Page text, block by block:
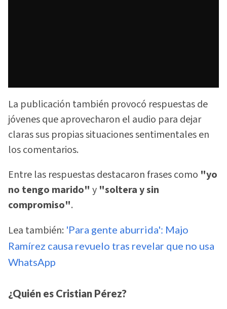
La publicación también provocó respuestas de
jóvenes que aprovecharon el audio para dejar
claras sus propias situaciones sentimentales en
los comentarios.
Entre las respuestas destacaron frases como "yo
no tengo marido" y "soltera y sin
compromiso".
Lea también: 'Para gente aburrida': Majo
Ramírez causa revuelo tras revelar que no usa
WhatsApp
¿Quién es Cristian Pérez?